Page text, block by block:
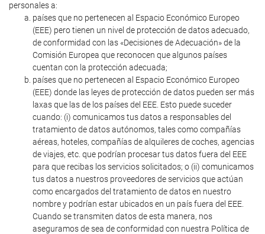
personales a:
países que no pertenecen al Espacio Económico Europeo
(EEE) pero tienen un nivel de protección de datos adecuado,
de conformidad con las «Decisiones de Adecuación» de la
Comisión Europea que reconocen que algunos países
cuentan con la protección adecuada;
países que no pertenecen al Espacio Económico Europeo
(EEE) donde las leyes de protección de datos pueden ser más
laxas que las de los países del EEE. Esto puede suceder
cuando: (i) comunicamos tus datos a responsables del
tratamiento de datos autónomos, tales como compañías
aéreas, hoteles, compañías de alquileres de coches, agencias
de viajes, etc. que podrían procesar tus datos fuera del EEE
para que recibas los servicios solicitados; o (ii) comunicamos
tus datos a nuestros proveedores de servicios que actúan
como encargados del tratamiento de datos en nuestro
nombre y podrían estar ubicados en un país fuera del EEE.
Cuando se transmiten datos de esta manera, nos
aseguramos de sea de conformidad con nuestra Política de